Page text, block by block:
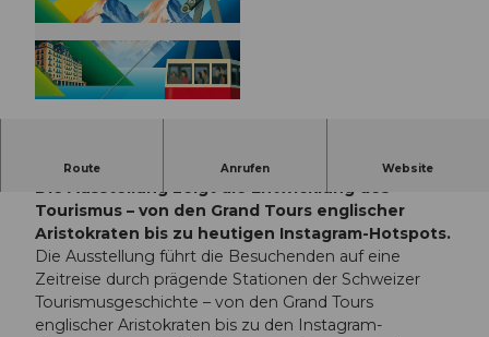
Route Anrufen Website
Wie wurde die Schweiz zum beliebten Reiseziel?
Die Ausstellung zeigt die Entwicklung des
Tourismus – von den Grand Tours englischer
Aristokraten bis zu heutigen Instagram-Hotspots.
Die Ausstellung führt die Besuchenden auf eine
Zeitreise durch prägende Stationen der Schweizer
Tourismusgeschichte – von den Grand Tours
englischer Aristokraten bis zu den Instagram-